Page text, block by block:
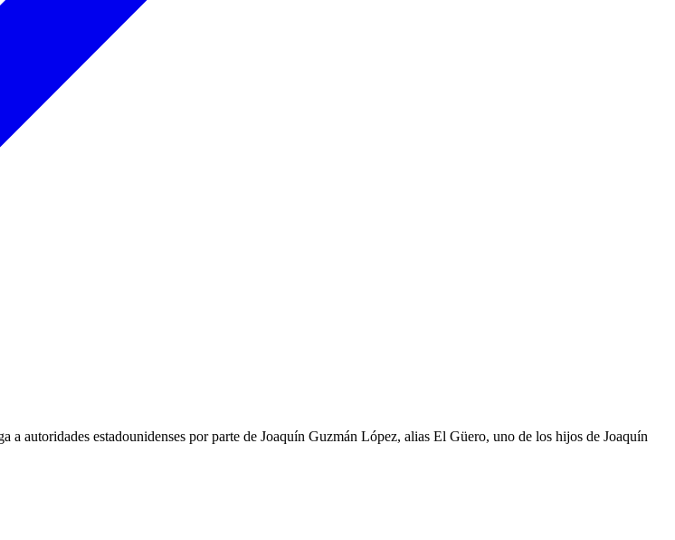
a autoridades estadounidenses por parte de Joaquín Guzmán López, alias El Güero, uno de los hijos de Joaquín